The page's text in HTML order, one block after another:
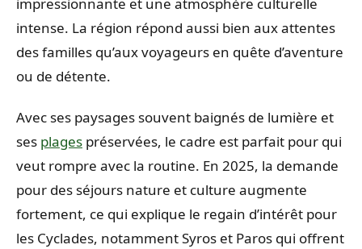
impressionnante et une atmosphère culturelle
intense. La région répond aussi bien aux attentes
des familles qu’aux voyageurs en quête d’aventure
ou de détente.
Avec ses paysages souvent baignés de lumière et
ses plages préservées, le cadre est parfait pour qui
veut rompre avec la routine. En 2025, la demande
pour des séjours nature et culture augmente
fortement, ce qui explique le regain d’intérêt pour
les Cyclades, notamment Syros et Paros qui offrent